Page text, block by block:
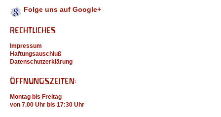
Folge uns auf Google+
RECHTLICHES
Impressum
Haftungsauschluß
Datenschutzerklärung
ÖFFNUNGSZEITEN:
Montag bis Freitag
von 7.00 Uhr bis 17:30 Uhr